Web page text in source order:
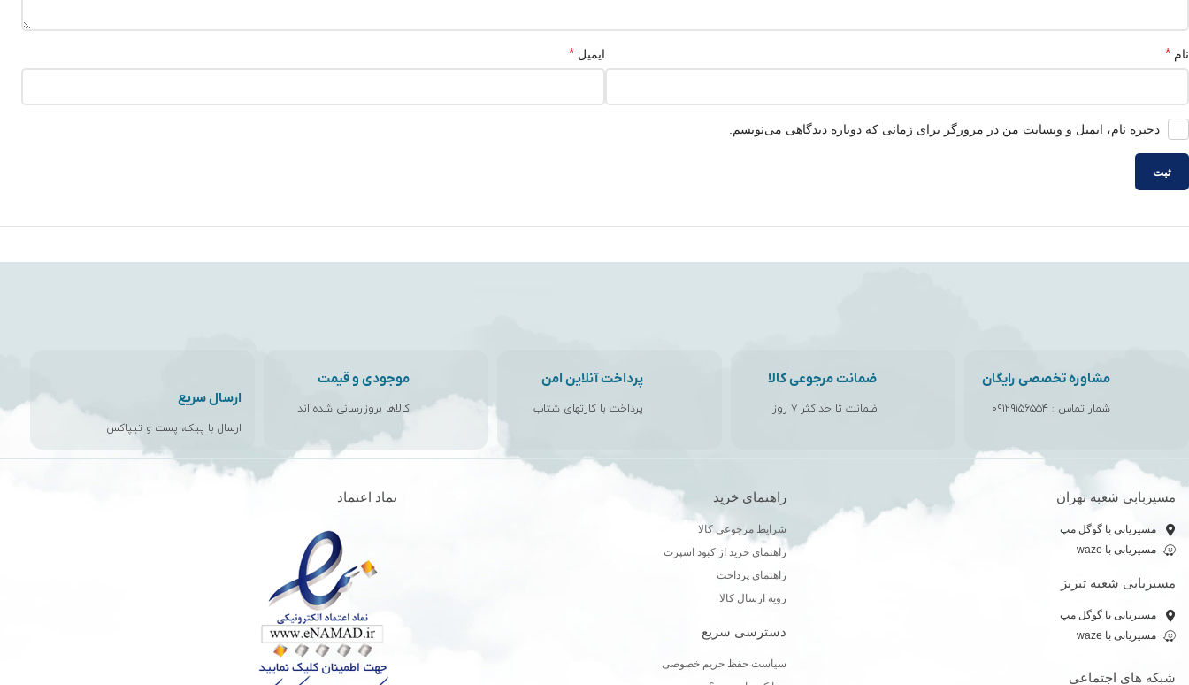
نام * ایمیل *
ذخیره نام، ایمیل و وبسایت من در مرورگر برای زمانی که دوباره دیدگاهی می‌نویسم.
مشاوره تخصصی رایگان
شمار تماس : ۰۹۱۲۹۱۵۶۵۵۴
ضمانت مرجوعی کالا
ضمانت تا حداکثر ۷ روز
پرداخت آنلاین امن
پرداخت با کارتهای شتاب
موجودی و قیمت
کالاها بروزرسانی شده اند
ارسال سریع
ارسال با پیک، پست و تیپاکس
مسیربابی شعبه تهران
مسیریابی با گوگل مپ
مسیریابی با waze
مسیربابی شعبه تبریز
مسیریابی با گوگل مپ
مسیریابی با waze
شبکه های اجتماعی
راهنمای خرید
شرایط مرجوعی کالا
راهنمای خرید از کبود اسپرت
راهنمای پرداخت
رویه ارسال کالا
دسترسی سریع
سیاست حفظ حریم خصوصی
نماد اعتماد